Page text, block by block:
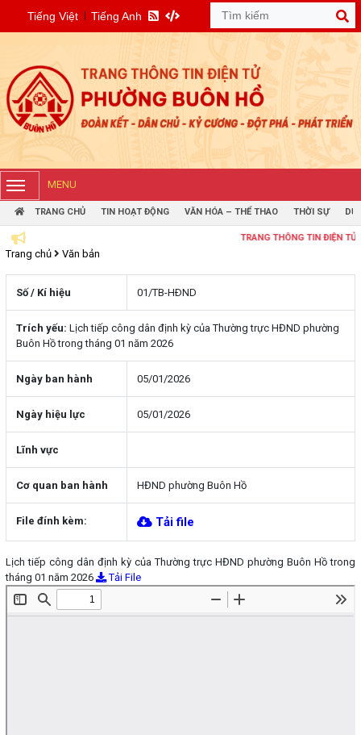
Tiếng Việt Tiếng Anh
MENU
TRANG CHỦ TIN HOẠT ĐỘNG VĂN HÓA – THỂ THAO THỜI SỰ DỰ
TRANG THÔNG TIN ĐIỆN TỬ
Trang chủ Văn bản
Số / Kí hiệu 01/TB-HÐND
Trích yếu: Lịch tiếp công dân định kỳ của Thường trực HĐND phường
Buôn Hồ trong tháng 01 năm 2026
Ngày ban hành 05/01/2026
Ngày hiệu lực 05/01/2026
Lĩnh vực
Cơ quan ban hành HĐND phường Buôn Hồ
File đính kèm: Tải file
Lịch tiếp công dân định kỳ của Thường trực HĐND phường Buôn Hồ trong
tháng 01 năm 2026
Tải File